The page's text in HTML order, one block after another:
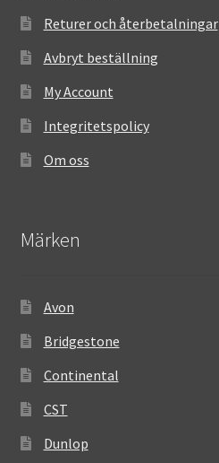
Returer och återbetalningar
Avbryt beställning
My Account
Integritetspolicy
Om oss
Märken
Avon
Bridgestone
Continental
CST
Dunlop